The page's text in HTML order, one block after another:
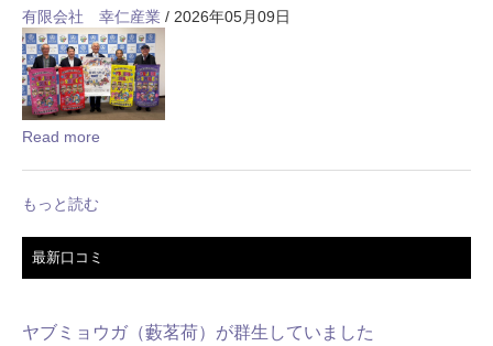
有限会社 幸仁産業 / 2026年05月09日
Read more
もっと読む
最新口コミ
ヤブミョウガ（藪茗荷）が群生していました